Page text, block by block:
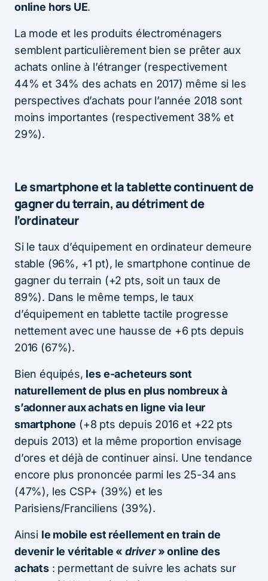
online hors UE.
La mode et les produits électroménagers
semblent particulièrement bien se prêter aux
achats online à l’étranger (respectivement
44% et 34% des achats en 2017) même si les
perspectives d’achats pour l’année 2018 sont
moins importantes (respectivement 38% et
29%).
Le smartphone et la tablette continuent de
gagner du terrain, au détriment de
l’ordinateur
Si le taux d’équipement en ordinateur demeure
stable (96%, +1 pt), le smartphone continue de
gagner du terrain (+2 pts, soit un taux de
89%). Dans le même temps, le taux
d’équipement en tablette tactile progresse
nettement avec une hausse de +6 pts depuis
2016 (67%).
Bien équipés, les e-acheteurs sont
naturellement de plus en plus nombreux à
s’adonner aux achats en ligne via leur
smartphone (+8 pts depuis 2016 et +22 pts
depuis 2013) et la même proportion envisage
d’ores et déjà de continuer ainsi. Une tendance
encore plus prononcée parmi les 25-34 ans
(47%), les CSP+ (39%) et les
Parisiens/Franciliens (39%).
Ainsi le mobile est réellement en train de
devenir le véritable « driver» online des
achats: permettant de suivre les achats sur